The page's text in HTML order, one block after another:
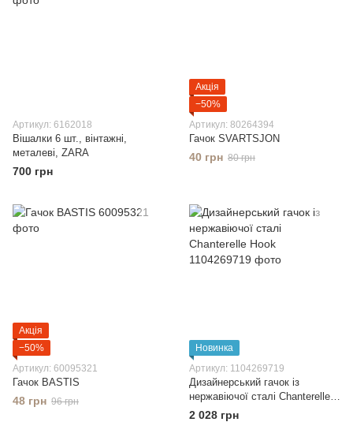
Артикул: 6162018
Вішалки 6 шт., вінтажні,
металеві, ZARA
700 грн
Акція
−50%
Артикул: 80264394
Гачок SVARTSJON
40 грн 80 грн
Акція
−50%
Артикул: 60095321
Гачок BASTIS
48 грн 96 грн
Новинка
Артикул: 1104269719
Дизайнерський гачок із
нержавіючої сталі Chanterelle
Hook
2 028 грн